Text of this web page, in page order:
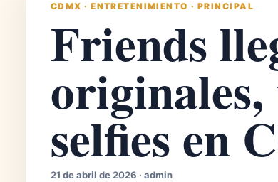
CDMX ·ENTRETENIMIENTO ·PRINCIPAL
Friends
selfies en
21 de abril de 2026 · admin